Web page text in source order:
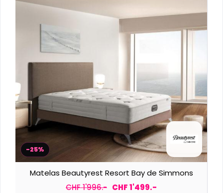
-25%
Matelas Beautyrest Resort Bay de Simmons
CHF 1'996.- CHF 1'499.-